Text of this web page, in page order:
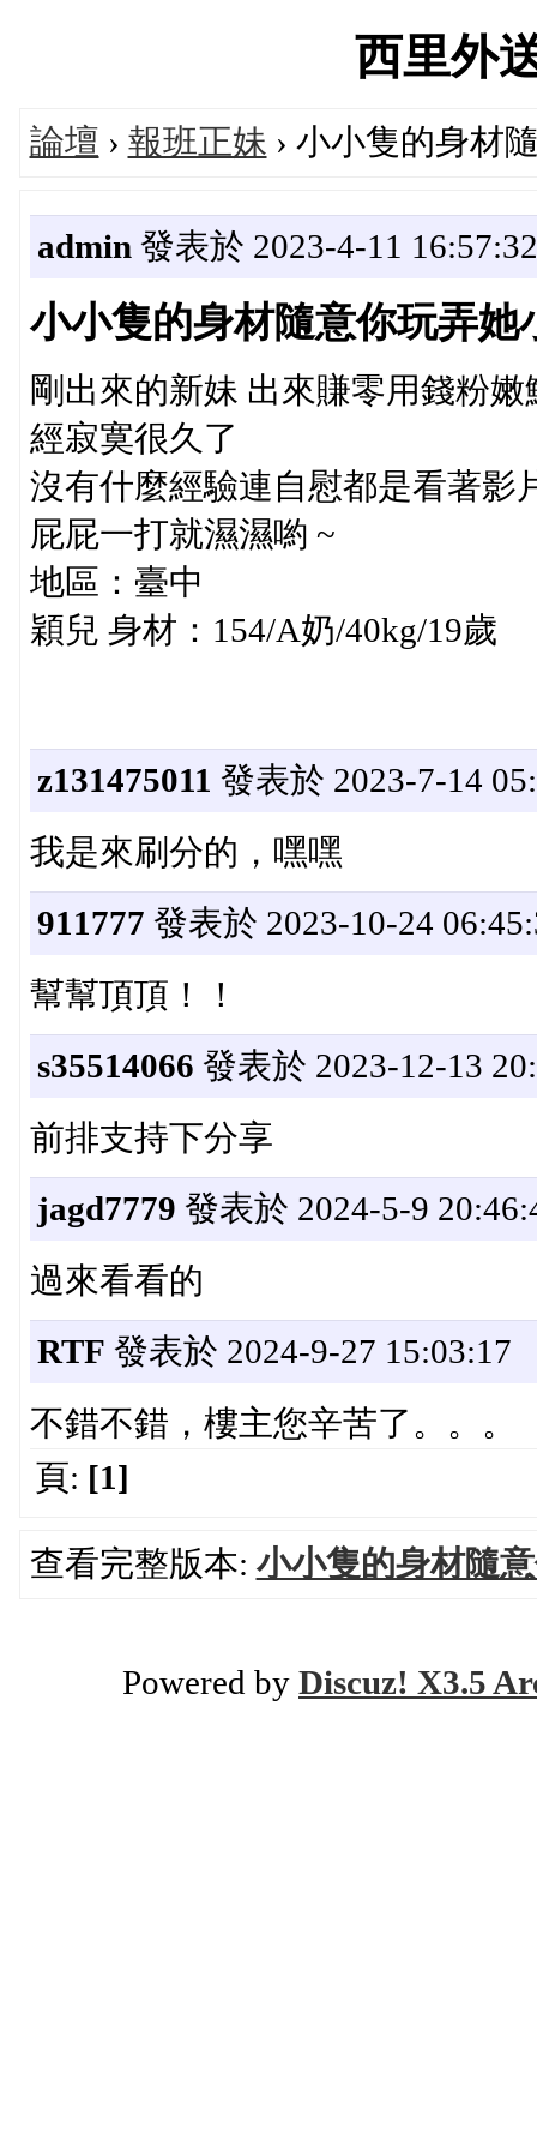
西里外
論壇 › 報班正妹 › 小小隻的身材
admin 發表於 2023-4-11 16:57:32
小小隻的身材隨意你玩弄她
剛出來的新妹 出來賺零用錢粉
經寂寞很久了
沒有什麼經驗連自慰都是看著影
屁屁一打就濕濕喲 ~
地區：臺中
穎兒 身材：154/A奶/40kg/19歲
z131475011 發表於 2023-7-14
我是來刷分的，嘿嘿
911777 發表於 2023-10-24
幫幫頂頂！！
s35514066 發表於 2023-12-13
前排支持下分享
jagd7779 發表於 2024-5-9
過來看看的
RTF 發表於 2024-9-27 15:03:17
不錯不錯，樓主您辛苦了。。。
頁: [1]
查看完整版本: 小小隻的身材隨
Powered by Discuz! X3.5